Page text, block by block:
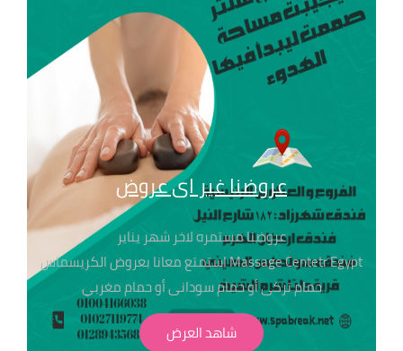
●حمام مغربي 500
●تنظيف بشرة 300
● تنظيف بشرة عميق 500
●
عروضنا غير اى عروض
عروضنا مستمره لاخر شهر يناير
Massage Centetr Egypt استمتع معانا بعروض الكريسماس
حمام تركى أو حمام سودانى أو حمام مغربي
اختار اللى يناسبك فقط ب 450ج احنا دآيما بنهتم بالتفاصيل
عشان راحتك تهمنا
شاهد العرض